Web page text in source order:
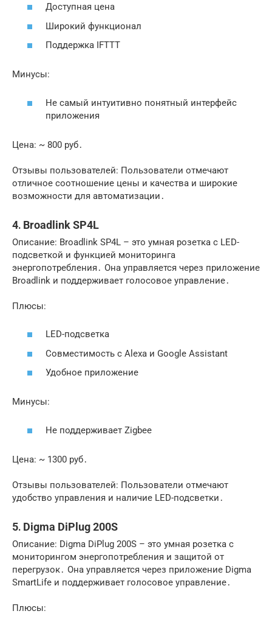
Доступная цена
Широкий функционал
Поддержка IFTTT
Минусы:
Не самый интуитивно понятный интерфейс
приложения
Цена: ~ 800 руб․
Отзывы пользователей: Пользователи отмечают
отличное соотношение цены и качества и широкие
возможности для автоматизации․
4․ Broadlink SP4L
Описание: Broadlink SP4L – это умная розетка с LED-
подсветкой и функцией мониторинга
энергопотребления․ Она управляется через приложение
Broadlink и поддерживает голосовое управление․
Плюсы:
LED-подсветка
Совместимость с Alexa и Google Assistant
Удобное приложение
Минусы:
Не поддерживает Zigbee
Цена: ~ 1300 руб․
Отзывы пользователей: Пользователи отмечают
удобство управления и наличие LED-подсветки․
5․ Digma DiPlug 200S
Описание: Digma DiPlug 200S – это умная розетка с
мониторингом энергопотребления и защитой от
перегрузок․ Она управляется через приложение Digma
SmartLife и поддерживает голосовое управление․
Плюсы: